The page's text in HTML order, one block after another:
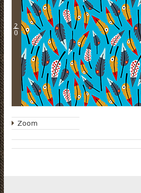
2
0
Zoom